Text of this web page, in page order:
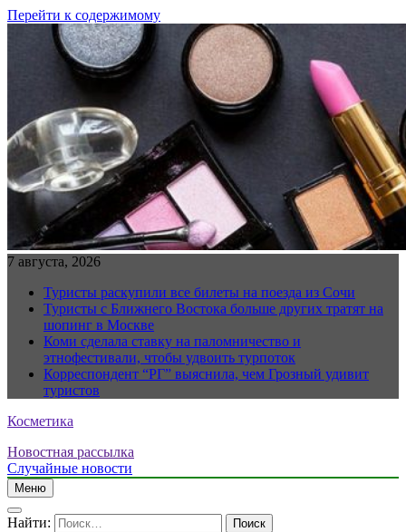
Перейти к содержимому
7 августа, 2026
Туристы раскупили все билеты на поезда из Сочи
Туристы с Ближнего Востока больше других тратят на
шопинг в Москве
Коми сделала ставку на паломничество и
этнофестивали, чтобы удвоить турпоток
Корреспондент “РГ” выяснила, чем Грозный удивит
туристов
Косметика
Новостная рассылка
Случайные новости
Меню
Найти: